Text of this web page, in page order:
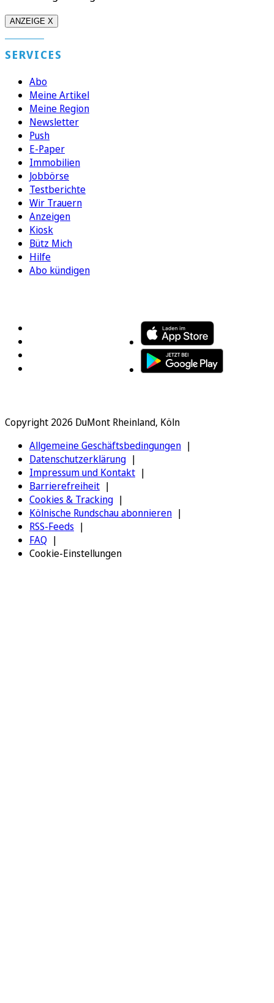
ANZEIGE X
SERVICES
Abo
Meine Artikel
Meine Region
Newsletter
Push
E-Paper
Immobilien
Jobbörse
Testberichte
Wir Trauern
Anzeigen
Kiosk
Bütz Mich
Hilfe
Abo kündigen
Copyright 2026 DuMont Rheinland, Köln
Allgemeine Geschäftsbedingungen
Datenschutzerklärung
Impressum und Kontakt
Barrierefreiheit
Cookies & Tracking
Kölnische Rundschau abonnieren
RSS-Feeds
FAQ
Cookie-Einstellungen